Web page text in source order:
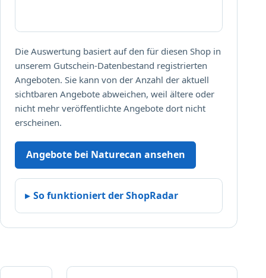
Die Auswertung basiert auf den für diesen Shop in
unserem Gutschein-Datenbestand registrierten
Angeboten. Sie kann von der Anzahl der aktuell
sichtbaren Angebote abweichen, weil ältere oder
nicht mehr veröffentlichte Angebote dort nicht
erscheinen.
Angebote bei Naturecan ansehen
So funktioniert der ShopRadar